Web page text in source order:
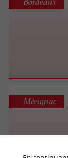
Mérignac